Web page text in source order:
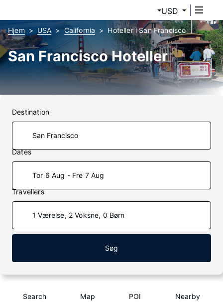
USD
Hjem USA California Hoteller i San Francisco
San Francisco Hoteller
Destination
Dates
Tor 6 Aug - Fre 7 Aug
Travellers
1 Værelse, 2 Voksne, 0 Børn
Søg
Search Map POI Nearby